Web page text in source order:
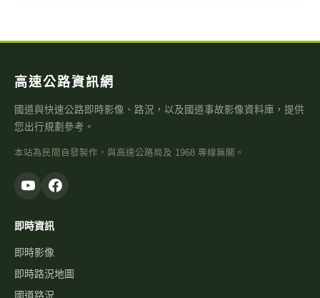
高速公路資訊網
國道與快速公路即時影像、路況，以及國道事故影像資料庫，提供
您出行規劃參考。
本站為民間自發製作，與高速公路局及 1968 專線無關。
即時資訊
即時影像
即時路況地圖
國道路況